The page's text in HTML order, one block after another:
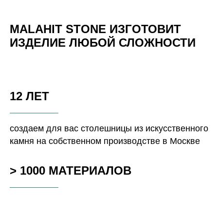
MALAHIT STONE ИЗГОТОВИТ
ИЗДЕЛИЕ ЛЮБОЙ СЛОЖНОСТИ
12 ЛЕТ
создаем для вас столешницы из искусственного
камня на собственном производстве в Москве
> 1000 МАТЕРИАЛОВ